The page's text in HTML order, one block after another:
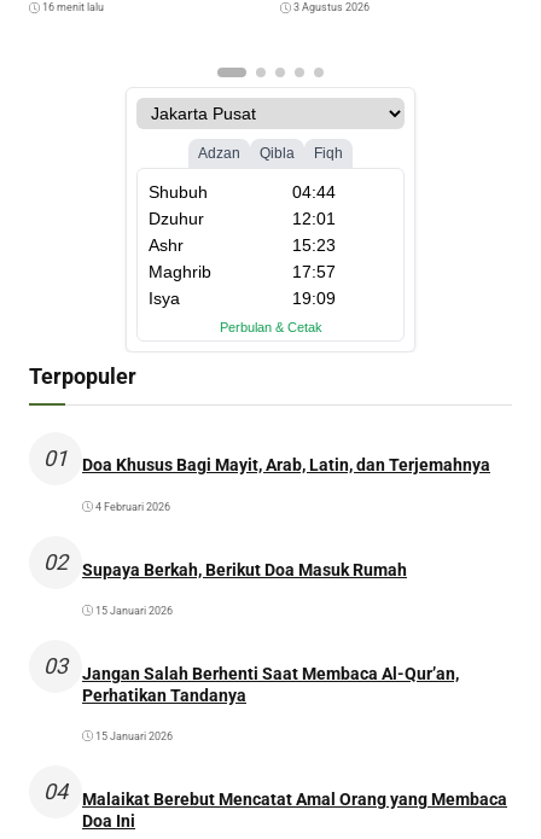
16 menit lalu 3 Agustus 2026
Terpopuler
01 Doa Khusus Bagi Mayit, Arab, Latin, dan Terjemahnya
4 Februari 2026
02 Supaya Berkah, Berikut Doa Masuk Rumah
15 Januari 2026
03
Jangan Salah Berhenti Saat Membaca Al-Qur’an,
Perhatikan Tandanya
15 Januari 2026
04
Malaikat Berebut Mencatat Amal Orang yang Membaca
Doa Ini